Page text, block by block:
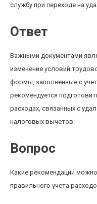
службу при переходе на
Ответ
Важными документами
изменение условий
формы, заполненные с
рекомендуется
расходах, связанных с
налоговых вычетов.
Вопрос
Какие рекомендации
правильного учета